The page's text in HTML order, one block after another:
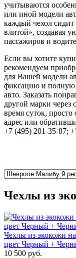
учитываются
или иной модели
каждый чехол
влитой», создавая
пассажиров и
Если вы хотите
рекомендуем
для Вашей модели
фиксацию и полную
авто. Заказать
другой марки через
время суток,
адрес или
+7 (495) 201-35-87;
Чехлы из
Чехлы из экокожи
цвет Черный +
10 500 руб.